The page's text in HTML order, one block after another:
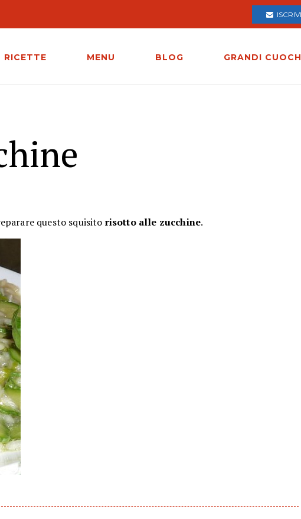
RICETTE MENU BLOG GRANDI
questo squisito risotto alle zucchine.